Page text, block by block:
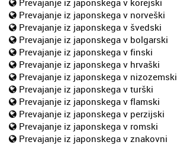
Prevajanje iz japonskega v norveški
Prevajanje iz japonskega v švedski
Prevajanje iz japonskega v bolgarski
Prevajanje iz japonskega v finski
Prevajanje iz japonskega v hrvaški
Prevajanje iz japonskega v nizozemski
Prevajanje iz japonskega v turški
Prevajanje iz japonskega v flamski
Prevajanje iz japonskega v perzijski
Prevajanje iz japonskega v romski
Prevajanje iz japonskega v znakovni